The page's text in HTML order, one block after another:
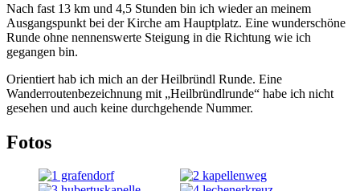
Nach fast 13 km und 4,5 Stunden bin ich wieder an meinem
Ausgangspunkt bei der Kirche am Hauptplatz. Eine wunderschöne
Runde ohne nennenswerte Steigung in die Richtung wie ich
gegangen bin.
Orientiert hab ich mich an der Heilbründl Runde. Eine
Wanderroutenbezeichnung mit „Heilbründlrunde“ habe ich nicht
gesehen und auch keine durchgehende Nummer.
Fotos